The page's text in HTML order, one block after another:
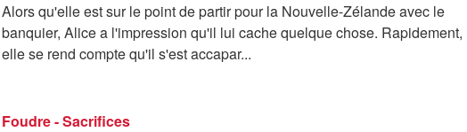
Alors qu'elle est sur le point de partir pour la Nouvelle-Zélande avec le
banquier, Alice a l'impression qu'il lui cache quelque chose. Rapidement,
elle se rend compte qu'il s'est accapar...
Foudre - Sacrifices